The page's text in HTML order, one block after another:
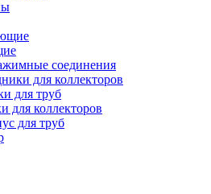
соединения
для коллекторов
для труб
для коллекторов
для труб